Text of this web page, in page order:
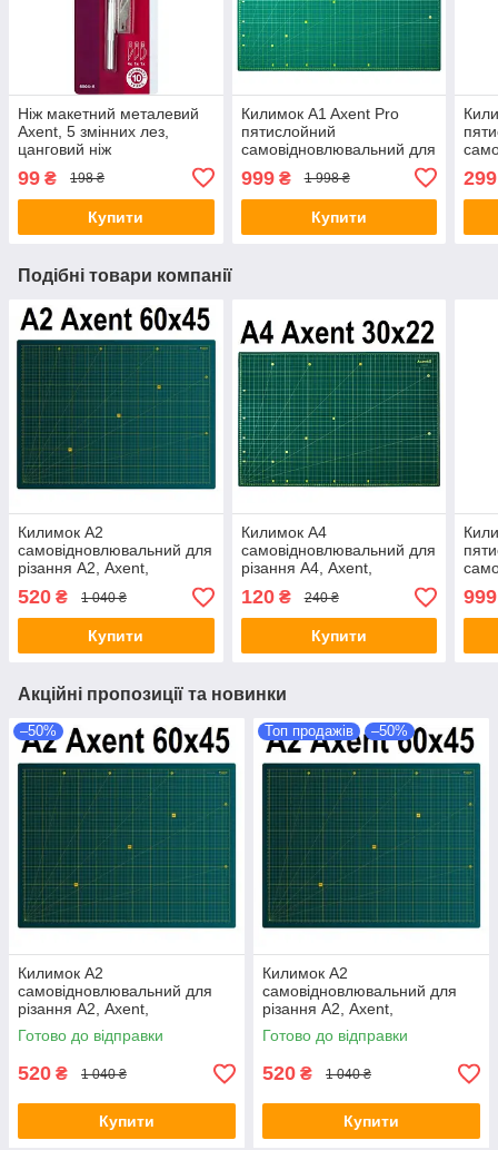
Ніж макетний металевий
Axent, 5 змінних лез,
цанговий ніж
99 ₴ 198 ₴
Купити
Килимок A1 Axent Pro
пятислойний
самовідновлювальний для
Самовосстанавливающийся
коврик для резки
999₴ 1 998 ₴
Купити
299
Подібні товари компанії
Килимок A2
самовідновлювальний для
різання А2, Axent,
Самовідновлюється
килимок для різання
520 ₴ 1 040 ₴
Купити
Килимок A4
самовідновлювальний для
різання А4, Axent,
килимок для різання
120₴ 240 ₴
Купити
999
Акційні пропозиції та новинки
–50%
Килимок A2
самовідновлювальний для
різання А2, Axent,
двосторонній,
Самовідновлюється килимок
Готово до відправки
520 ₴ 1 040 ₴
Купити
Топ продажів –50%
Килимок A2
самовідновлювальний для
різання А2, Axent,
Самовосстанавливающийся
коврик для резки
Готово до відправки
520 ₴ 1 040 ₴
Купити